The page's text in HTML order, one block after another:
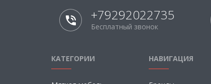
+79292022735
Бесплатный звонок
КАТЕГОРИИ НАВИГАЦИЯ